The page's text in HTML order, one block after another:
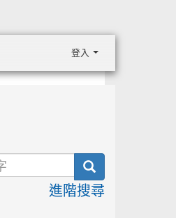
登入
search
進階搜尋